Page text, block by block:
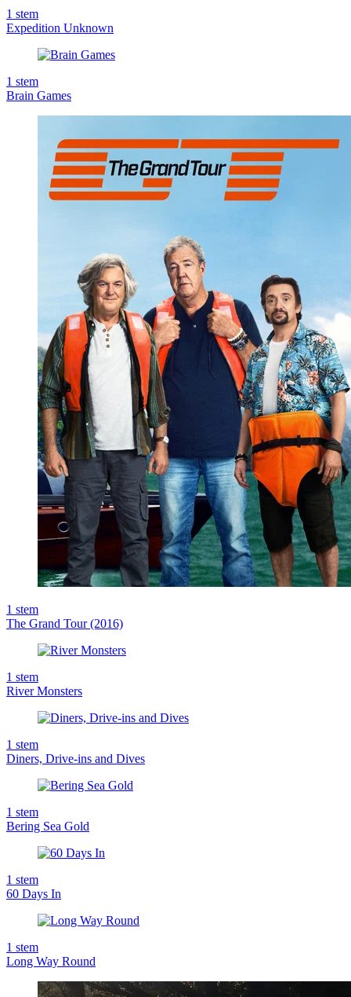
1 stem
Expedition Unknown
1 stem
Brain Games
1 stem
The Grand Tour (2016)
1 stem
River Monsters
1 stem
Diners, Drive-ins and Dives
1 stem
Bering Sea Gold
1 stem
60 Days In
1 stem
Long Way Round